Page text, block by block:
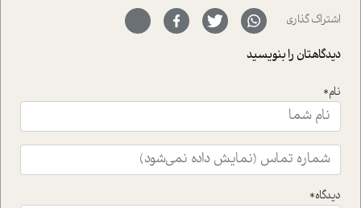
سر نهاده است و نیز کرامت عزیز زاده؛ سفیر صلح و دوستی که
با رکاب زدن در بیش از هفتاد کشور و کاشتن درخت، به نماد
حمایت از محیط زیست و منابع طبیعی تبدیل گشته
است.فصل روایت اجنبی ها در این شماره به دو موضوع
ای که به زندگی شگفت انگیز جین گودال و تاثیرات کاوش های
ایشان در حوزه ی شامپانزه ها بر زندگی امروزی ما نگاهی
افکنده است.فصل اتاق 333 شما را پای صحبت یک تجربه ی
واقعی در ارتباط با اختلال شخصیت اسکزوئید و مشکلات و نیز
راهکارهای حل آن قرار می دهد که در اتاق درمان اتفاق افتاده
اشتراک گذاری
دیدگاهتان را بنویسید
نام*
دیدگاه*